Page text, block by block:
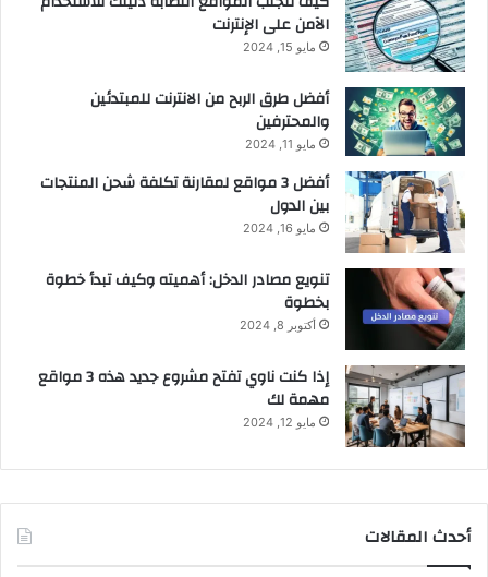
الآمن على الإنترنت
مايو 15, 2024
أفضل طرق الربح من الانترنت للمبتدئين
والمحترفين
مايو 11, 2024
أفضل 3 مواقع لمقارنة تكلفة شحن المنتجات
بين الدول
مايو 16, 2024
تنويع مصادر الدخل: أهميته وكيف تبدأ خطوة
بخطوة
أكتوبر 8, 2024
إذا كنت ناوي تفتح مشروع جديد هذه 3 مواقع
مهمة لك
مايو 12, 2024
أحدث المقالات